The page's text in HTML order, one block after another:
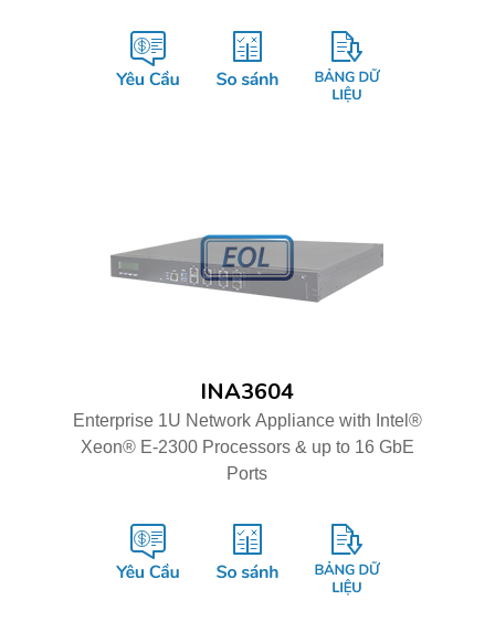
INA3604
Enterprise 1U Network Appliance with Intel®
Xeon® E-2300 Processors & up to 16 GbE
Ports